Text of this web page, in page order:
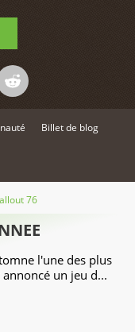
Billet de blog
76
l'une des plus
un jeu d...